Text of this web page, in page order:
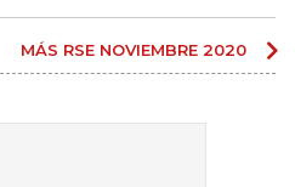
MÁS RSE NOVIEMBRE 2020